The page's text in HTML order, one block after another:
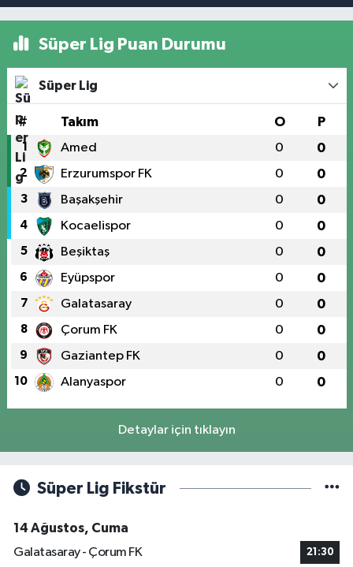
Süper Lig Puan Durumu
Süper Lig
# Takım O P
1 Amed 0 0
2 Erzurumspor FK 0 0
3 Başakşehir 0 0
4 Kocaelispor 0 0
5 Beşiktaş 0 0
6 Eyüpspor 0 0
7 Galatasaray 0 0
8 Çorum FK 0 0
9 Gaziantep FK 0 0
10 Alanyaspor 0 0
Detaylar için tıklayın
Süper Lig Fikstür
14 Ağustos, Cuma
Galatasaray - Çorum FK
21:30